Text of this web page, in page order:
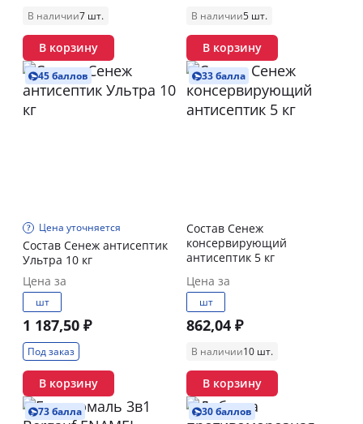
В наличии7 шт.
В корзину
В наличии5 шт.
В корзину
45 баллов
Цена уточняется
Состав Сенеж антисептик
Ультра 10 кг
Цена за
шт
1 187,50 ₽
Под заказ
В корзину
33 балла
Состав Сенеж
консервирующий
антисептик 5 кг
Цена за
шт
862,04 ₽
В наличии10 шт.
В корзину
73 балла 30 баллов